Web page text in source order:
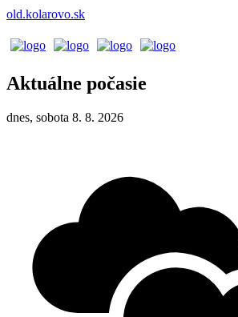
old.kolarovo.sk
Aktuálne počasie
dnes, sobota 8. 8. 2026